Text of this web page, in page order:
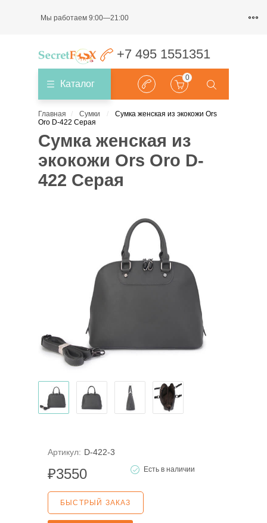
Мы работаем 9:00—21:00
+7 495 1551351
Каталог
0
Главная Сумки
Сумка женская из экокожи Ors
Oro D-422 Серая
Сумка женская из
экокожи Ors Oro D-
422 Серая
Артикул: D-422-3
Есть в наличии
₽3550
БЫСТРЫЙ ЗАКАЗ